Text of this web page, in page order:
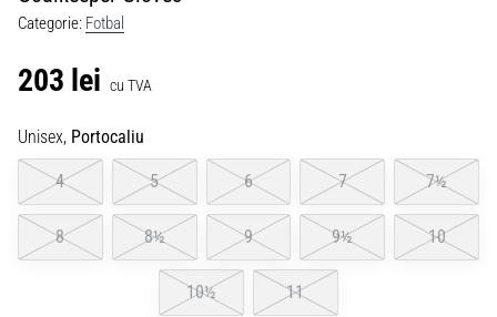
Categorie: Fotbal
203 lei cu TVA
Unisex, Portocaliu
4 5 6 7 7½
8 8½ 9 9½ 10
10½ 11